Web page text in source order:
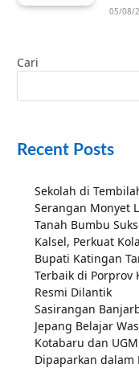
05/08/
Cari
Recent Posts
Sekolah di
Serangan Monyet
Tanah Bumbu
Kalsel, Perkuat
Bupati Katingan
Terbaik di Porprov
Resmi Dilantik
Sasirangan
Jepang Belajar
Kotabaru dan
Dipaparkan dalam